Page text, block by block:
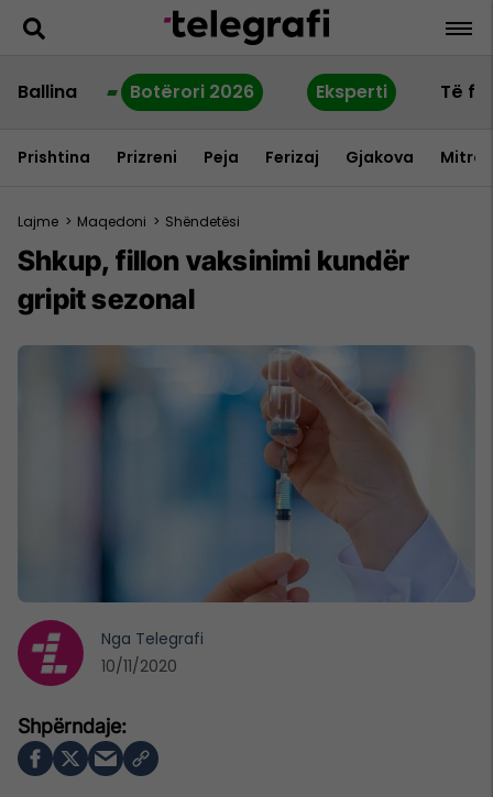
Ballina Botërori 2026 Eksperti Të
Prishtina Prizreni Peja Ferizaj Gjakova
Lajme > Maqedoni > Shëndetësi
Shkup, fillon vaksinimi kundër
gripit sezonal
Nga Telegrafi
10/11/2020